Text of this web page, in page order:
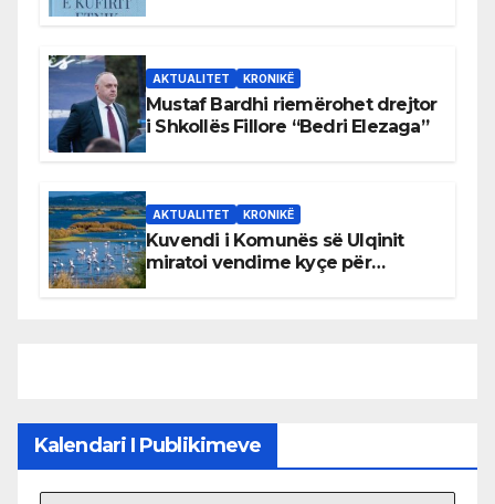
AKTUALITET KRONIKË
Mustaf Bardhi riemërohet drejtor
i Shkollës Fillore “Bedri Elezaga”
AKTUALITET KRONIKË
Kuvendi i Komunës së Ulqinit
miratoi vendime kyçe për
Kalendari I Publikimeve